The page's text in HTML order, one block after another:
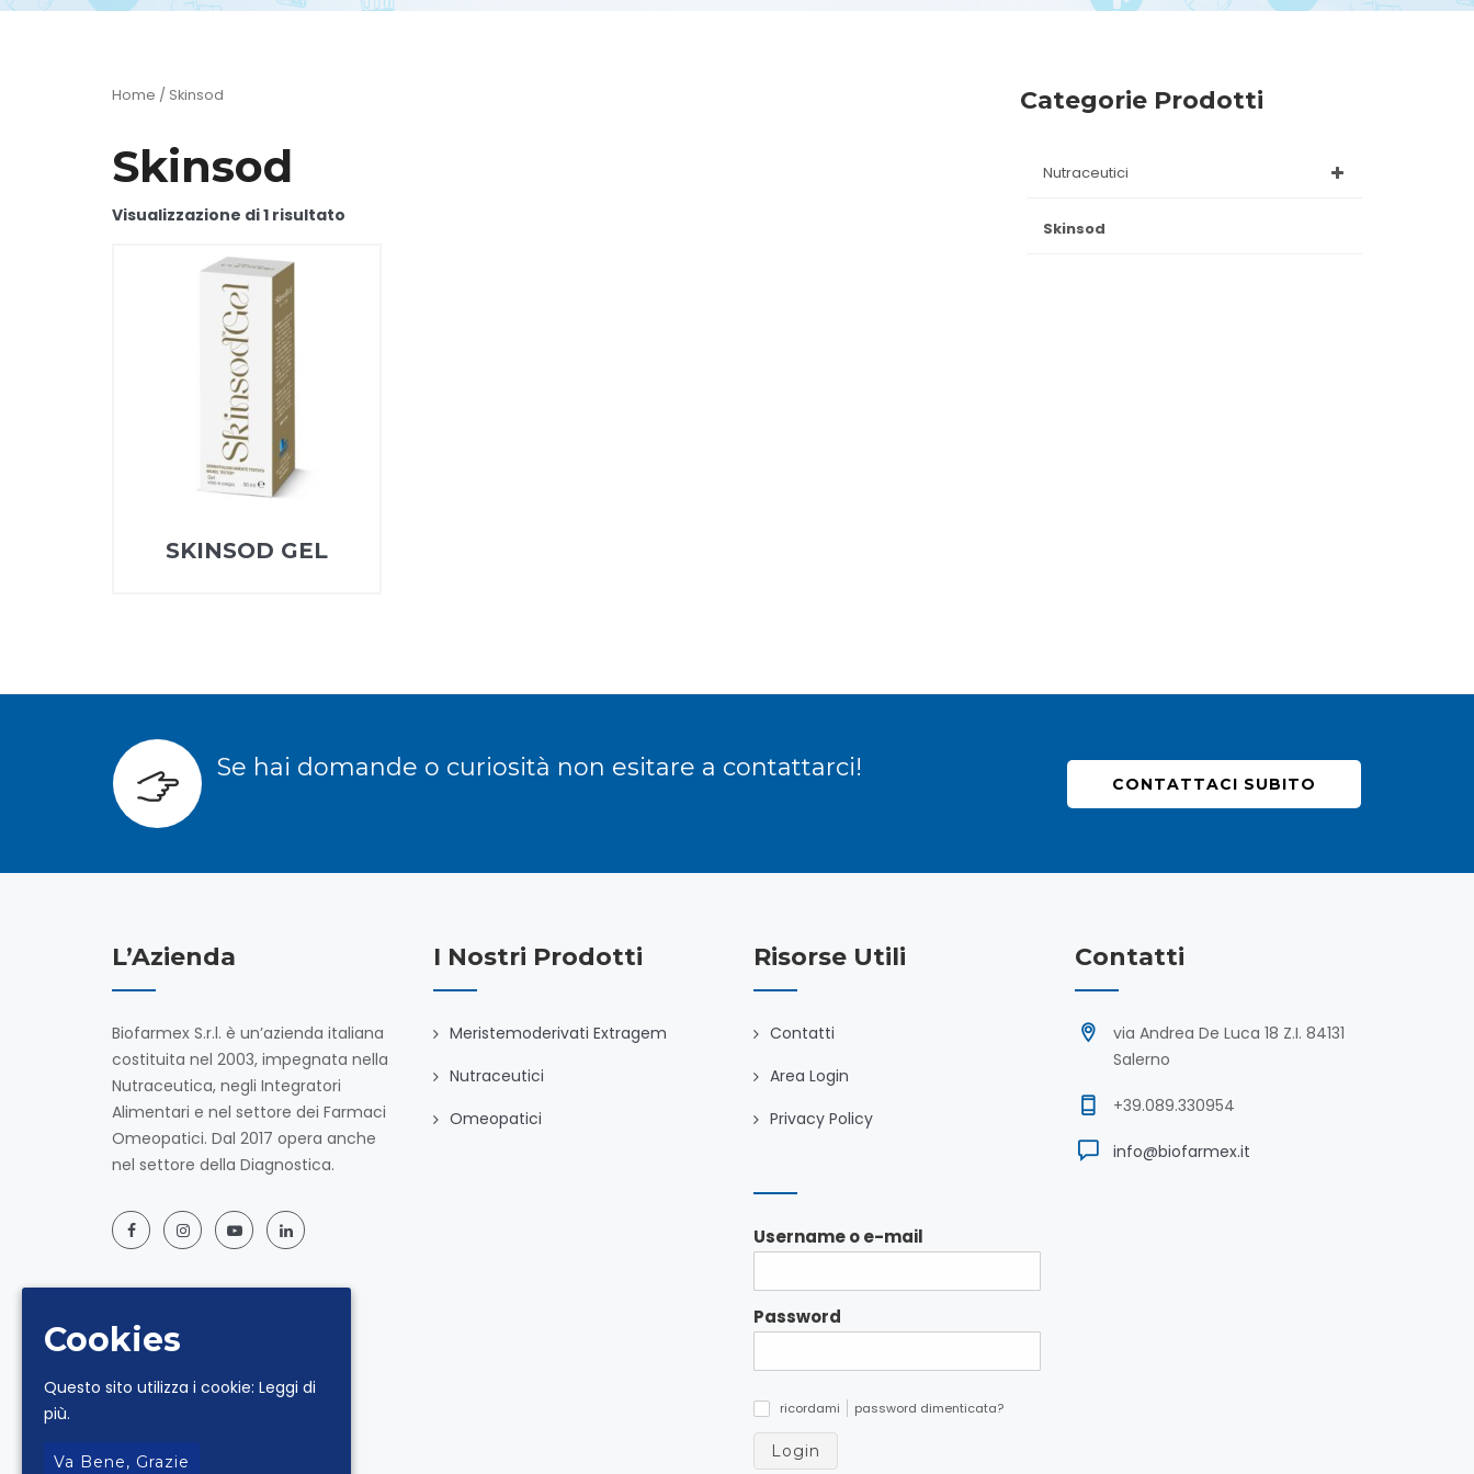
Home / Skinsod
Skinsod
Visualizzazione di 1 risultato
SKINSOD GEL
Categorie Prodotti
nutraceutici
skinsod
Se hai domande o curiosità non esitare a contattarci!
CONTATTACI SUBITO
L’Azienda
Biofarmex S.r.l. è un’azienda italiana
costituita nel 2003, impegnata nella
Nutraceutica, negli Integratori
Alimentari e nel settore dei Farmaci
Omeopatici. Dal 2017 opera anche
nel settore della Diagnostica.
I Nostri Prodotti
Meristemoderivati Extragem
Nutraceutici
Omeopatici
Risorse Utili
Contatti
Area Login
Privacy Policy
Username o e-mail
Password
ricordami password dimenticata?
Login
Contatti
via Andrea De Luca 18 Z.I. 84131
Salerno
+39.089.330954
info@biofarmex.it
Cookies
Questo sito utilizza i cookie: Leggi di
più.
Va Bene, Grazie